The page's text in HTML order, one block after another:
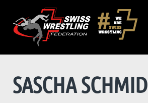
SASCHA SCHMID